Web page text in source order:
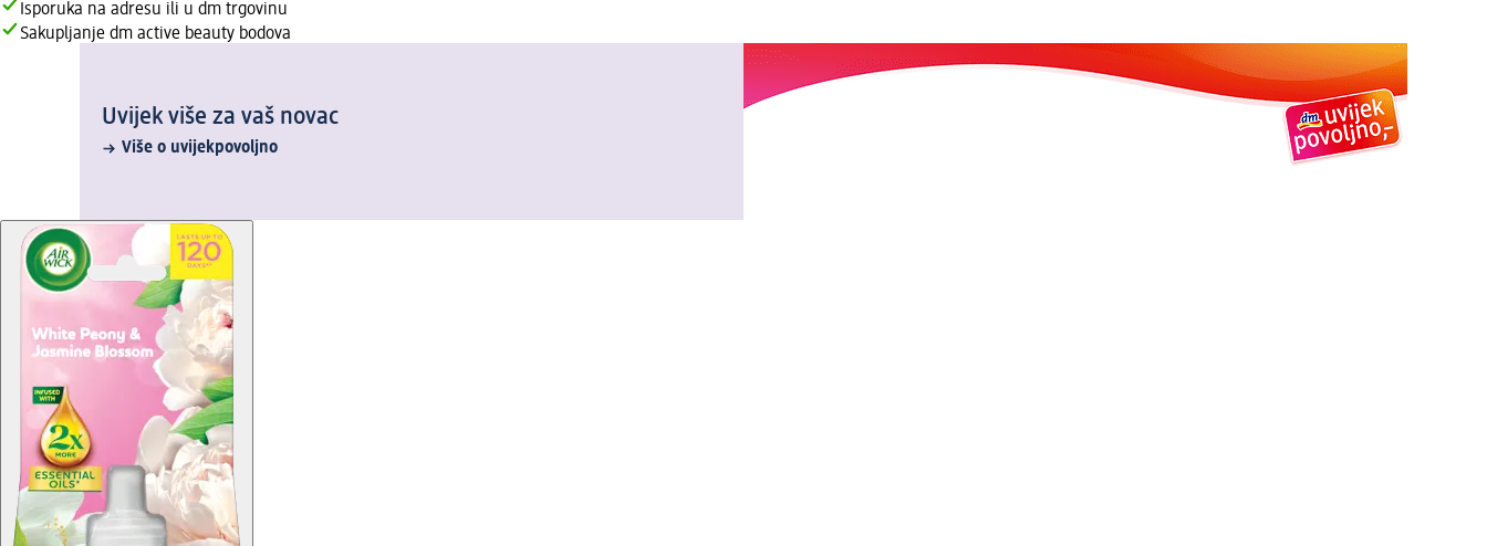
Isporuka na adresu ili u dm trgovinu
Sakupljanje dm active beauty bodova
Uvijek više za vaš novac
Više o uvijekpovoljno